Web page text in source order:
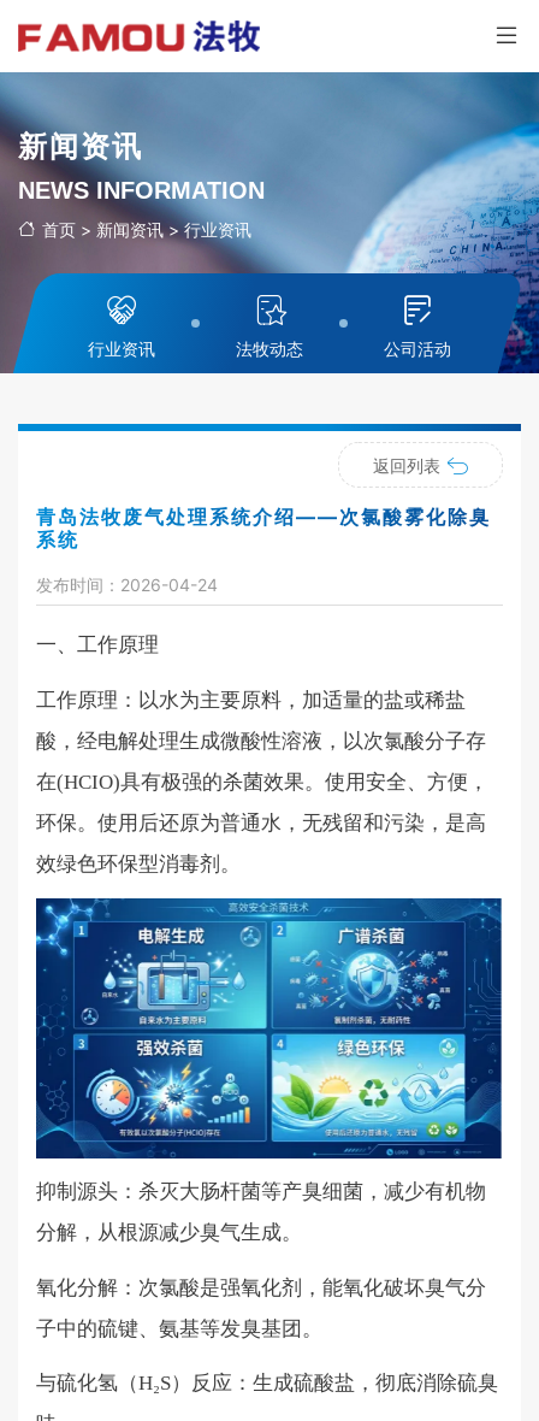
新闻资讯
NEWS INFORMATION
首页 > 新闻资讯>行业资讯
行业资讯 法牧动态 公司活动
青岛法牧废气处理系统介绍——次氯酸雾化除臭
系统
返回列表
发布时间：2026-04-24
一、工作原理
工作原理：以水为主要原料，加适量的盐或稀盐
酸，经电解处理生成微酸性溶液，以次氯酸分子存
在(HCIO)具有极强的杀菌效果。使用安全、方便，
环保。使用后还原为普通水，无残留和污染，是高
效绿色环保型消毒剂。
抑制源头：杀灭大肠杆菌等产臭细菌，减少有机物
分解，从根源减少臭气生成。
氧化分解：次氯酸是强氧化剂，能氧化破坏臭气分
子中的硫键、氨基等发臭基团。
与硫化氢（H₂S）反应：生成硫酸盐，彻底消除硫臭